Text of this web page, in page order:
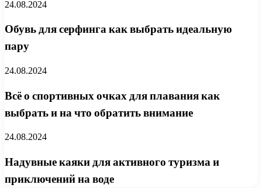
24.08.2024
Обувь для серфинга как выбрать идеальную
пару
24.08.2024
Всё о спортивных очках для плавания как
выбрать и на что обратить внимание
24.08.2024
Надувные каяки для активного туризма и
приключений на воде